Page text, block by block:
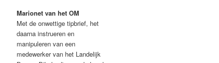
Marionet van het OM
Met de onwettige tipbrief, het
daarna instrueren en
manipuleren van een
medewerker van het Landelijk